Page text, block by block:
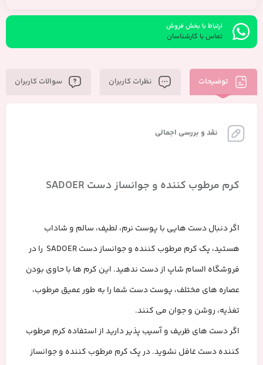
ارتباط با بخش فروش
تماس با کارشناسان
توضیحات نظرات کاربران سوالات کاربران
نقد و بررسی اجمالی
کرم مرطوب کننده و جوانساز دست SADOER
اگر دنبال دست هایی با پوست نرم، لطیف، سالم و شاداب
هستید، پک کرم مرطوب کننده و جوانساز دست SADOER را در
فروشگاه السام شاپ از دست ندهید. این کرم ها با حاوی بودن
عصاره های مختلف، پوست دست شما را به طور عمیق مرطوب،
تغذیه، روشن و جوان می کنند.
اگر دست های ظریف و آسیب پذیر دارید از استفاده کرم مرطوب
کننده دست غافل نشوید. در پک کرم مرطوب کننده و جوانساز